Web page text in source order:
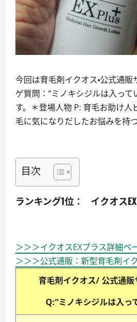
今回は育毛剤イクオス・公式通
ゲ質問：“ミノキシジルは入って
す。＊登場人物 P: 育毛お助け人
毛に気になりだしたお悩みを持
目次
ランキング1位： イクオス
＞＞＞イクオスEXプラス詳細ペ
＞＞＞公式通販：新型育毛剤イ
育毛剤イクオス/ 公式通販
Q:“ミノキシジルは入っ